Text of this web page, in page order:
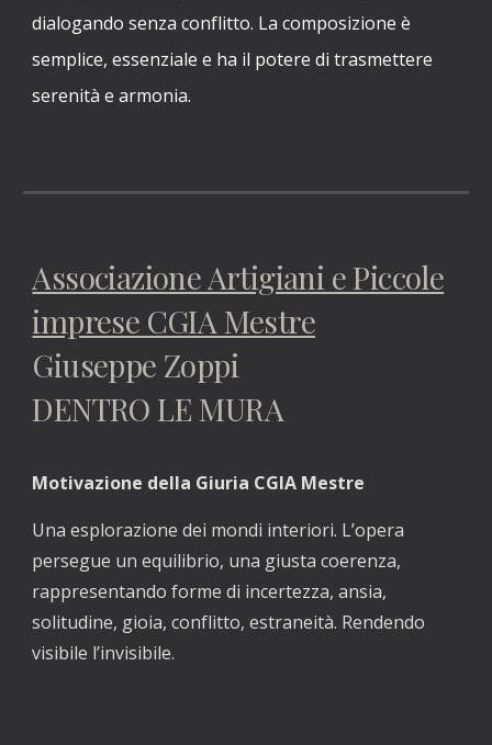
dialogando senza conflitto. La composizione è
semplice, essenziale e ha il potere di trasmettere
serenità e armonia.
Associazione Artigiani e Piccole
imprese CGIA Mestre
Giuseppe Zoppi
DENTRO LE MURA
Motivazione della Giuria CGIA Mestre
Una esplorazione dei mondi interiori. L’opera
persegue un equilibrio, una giusta coerenza,
rappresentando forme di incertezza, ansia,
solitudine, gioia, conflitto, estraneità. Rendendo
visibile l’invisibile.